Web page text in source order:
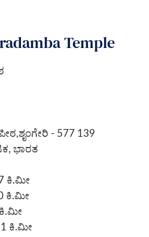
Temple
- 577 139
ಭಾರತ
ಕಿ.ಮೀ
ಕಿ.ಮೀ